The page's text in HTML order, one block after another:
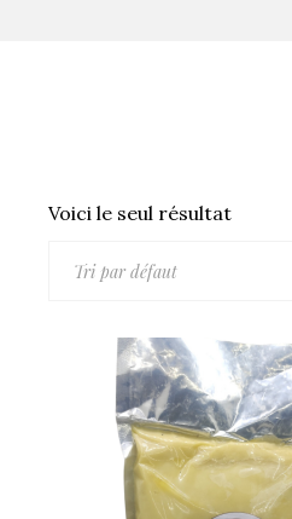
Voici le seul résultat
Tri par défaut